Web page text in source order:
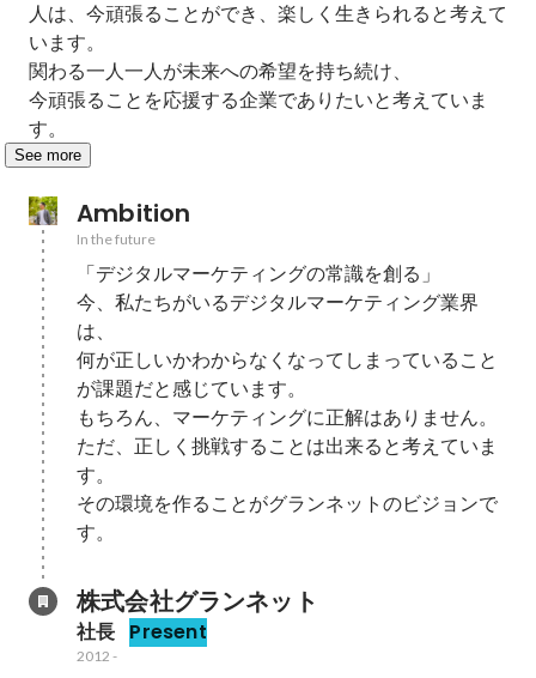
人は、今頑張ることができ、楽しく生きられると考えて
います。
関わる一人一人が未来への希望を持ち続け、
今頑張ることを応援する企業でありたいと考えていま
す。
See more
Ambition
In the future
「デジタルマーケティングの常識を創る」
今、私たちがいるデジタルマーケティング業界
は、
何が正しいかわからなくなってしまっていること
が課題だと感じています。
もちろん、マーケティングに正解はありません。
ただ、正しく挑戦することは出来ると考えていま
す。
その環境を作ることがグランネットのビジョンで
す。
株式会社グランネット
社長 Present
2012 -